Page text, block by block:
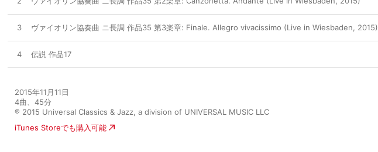
3 ヴァイオリン協奏曲 ニ長調 作品35 第3楽章: Finale. Allegro vivacissimo (Live in Wiesbaden, 2015)
4 伝説 作品17
2015年11月11日
4曲、45分
℗ 2015 Universal Classics & Jazz, a division of UNIVERSAL MUSIC LLC
iTunes Storeでも購入可能